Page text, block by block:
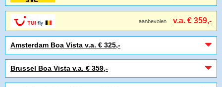
aanbevolen v.a. € 359,-
Amsterdam Boa Vista v.a. € 325,-
Brussel Boa Vista v.a. € 359,-